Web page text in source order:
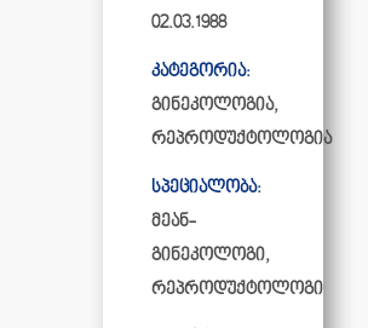
02.03.1988
კატეგორია:
გინეკოლოგია,
რეპროდუქტოლოგია
სპეციალობა:
მეან-
გინეკოლოგი,
რეპროდუქტოლოგი